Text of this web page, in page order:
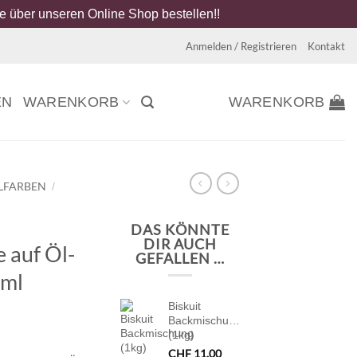
über unseren Online Shop bestellen!!
Anmelden / Registrieren Kontakt
WARENKORB WARENKORB
/
auf Öl-
DAS KÖNNTE
DIR AUCH
GEFALLEN …
Biskuit
Backmischung
(1kg)
CHF 11.00